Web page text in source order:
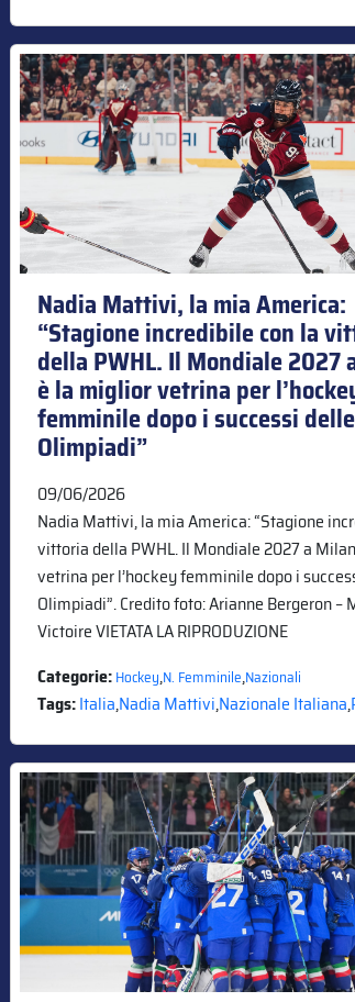
Nadia Mattivi, la mia America:
“Stagione incredibile con la
della PWHL. Il Mondiale 2027
è la miglior vetrina per
femminile dopo i successi delle
Olimpiadi”
09/06/2026
Nadia Mattivi, la mia America: “Stagione
vittoria della PWHL. Il Mondiale 2027 a
vetrina per l’hockey femminile dopo i
Olimpiadi”. Credito foto: Arianne Bergeron –
Victoire VIETATA LA RIPRODUZIONE
Categorie:Hockey,N. Femminile,Nazionali
Tags:Italia,Nadia Mattivi,Nazionale Italiana,